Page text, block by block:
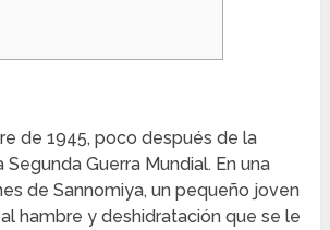
de 1945, poco después de la
Guerra Mundial. En una
de Sannomiya, un pequeño joven
hambre y deshidratación que se le